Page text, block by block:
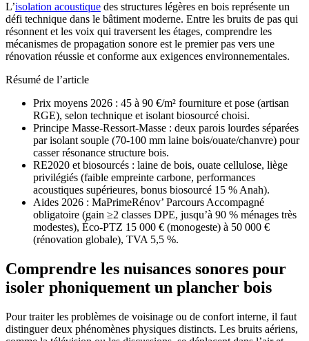
L’isolation acoustique des structures légères en bois représente un
défi technique dans le bâtiment moderne. Entre les bruits de pas qui
résonnent et les voix qui traversent les étages, comprendre les
mécanismes de propagation sonore est le premier pas vers une
rénovation réussie et conforme aux exigences environnementales.
Résumé de l’article
Prix moyens 2026 : 45 à 90 €/m² fourniture et pose (artisan
RGE), selon technique et isolant biosourcé choisi.
Principe Masse-Ressort-Masse : deux parois lourdes séparées
par isolant souple (70-100 mm laine bois/ouate/chanvre) pour
casser résonance structure bois.
RE2020 et biosourcés : laine de bois, ouate cellulose, liège
privilégiés (faible empreinte carbone, performances
acoustiques supérieures, bonus biosourcé 15 % Anah).
Aides 2026 : MaPrimeRénov’ Parcours Accompagné
obligatoire (gain ≥2 classes DPE, jusqu’à 90 % ménages très
modestes), Éco-PTZ 15 000 € (monogeste) à 50 000 €
(rénovation globale), TVA 5,5 %.
Comprendre les nuisances sonores pour
isoler phoniquement un plancher bois
Pour traiter les problèmes de voisinage ou de confort interne, il faut
distinguer deux phénomènes physiques distincts. Les bruits aériens,